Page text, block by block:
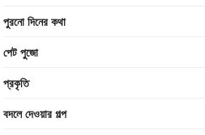
পুরনো দিনের কথা
পেট পুজো
প্রকৃতি
বদলে দেওয়ার গল্প